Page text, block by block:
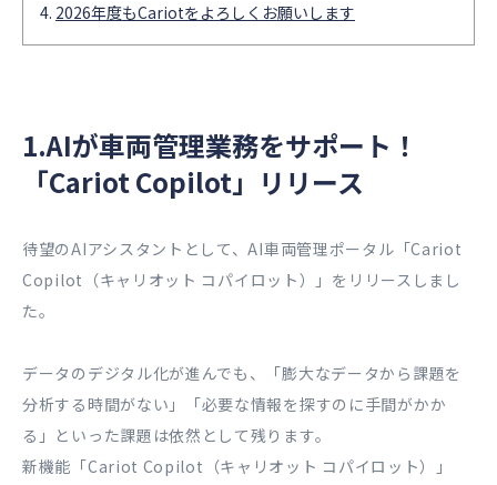
2026年度もCariotをよろしくお願いします
1.AIが車両管理業務をサポート！
「Cariot Copilot」リリース
待望のAIアシスタントとして、AI車両管理ポータル「Cariot
Copilot（キャリオット コパイロット）」をリリースしまし
た。
データのデジタル化が進んでも、「膨大なデータから課題を
分析する時間がない」「必要な情報を探すのに手間がかか
る」といった課題は依然として残ります。
新機能「Cariot Copilot（キャリオット コパイロット）」